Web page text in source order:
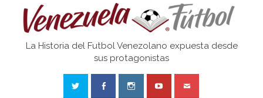
Venezuela
La Historia del Futbol Venezolano expuesta desde
sus protagonistas